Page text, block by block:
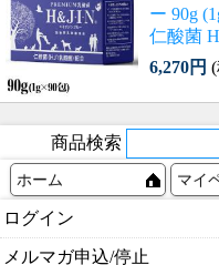
ー 90g
仁酸菌
6,270円
商品検索
ホーム マイ
ログイン
メルマガ申込/停止